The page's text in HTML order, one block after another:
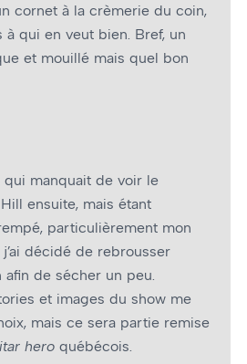
cornet à la crèmerie du coin,
qui en veut bien. Bref, un
et mouillé mais quel bon
qui manquait de voir le
ensuite, mais étant
particulièrement mon
décidé de rebrousser
afin de sécher un peu.
et images du show me
mais ce sera partie remise
hero québécois.